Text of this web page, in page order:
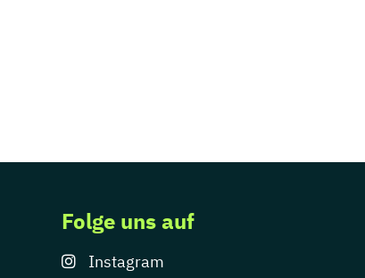
Folge uns auf
Instagram